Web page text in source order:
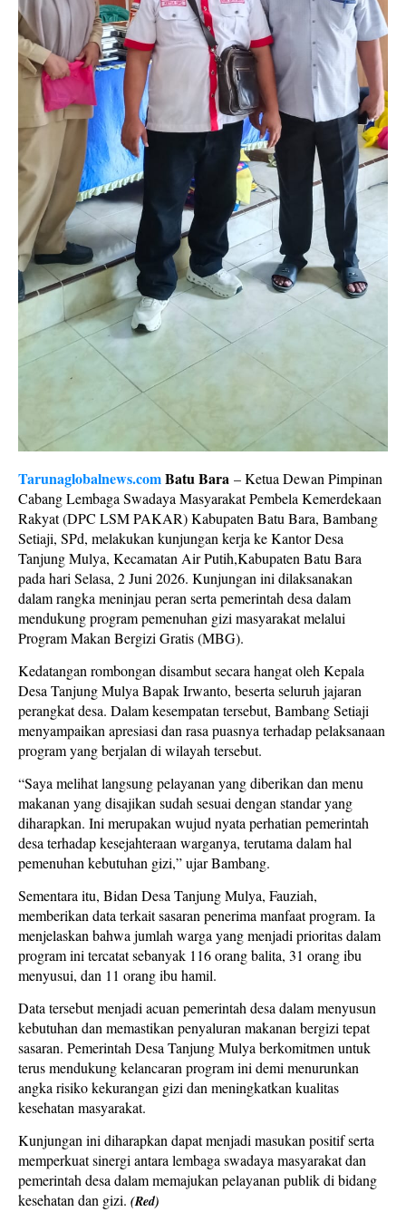
Tarunaglobalnews.comBatu Bara – Ketua Dewan Pimpinan
Cabang Lembaga Swadaya Masyarakat Pembela Kemerdekaan
Rakyat (DPC LSM PAKAR) Kabupaten Batu Bara, Bambang
Setiaji, SPd, melakukan kunjungan kerja ke Kantor Desa
Tanjung Mulya, Kecamatan Air Putih,Kabupaten Batu Bara
pada hari Selasa, 2 Juni 2026. Kunjungan ini dilaksanakan
dalam rangka meninjau peran serta pemerintah desa dalam
mendukung program pemenuhan gizi masyarakat melalui
Program Makan Bergizi Gratis (MBG).
Kedatangan rombongan disambut secara hangat oleh Kepala
Desa Tanjung Mulya Bapak Irwanto, beserta seluruh jajaran
perangkat desa. Dalam kesempatan tersebut, Bambang Setiaji
menyampaikan apresiasi dan rasa puasnya terhadap pelaksanaan
program yang berjalan di wilayah tersebut.
“Saya melihat langsung pelayanan yang diberikan dan menu
makanan yang disajikan sudah sesuai dengan standar yang
diharapkan. Ini merupakan wujud nyata perhatian pemerintah
desa terhadap kesejahteraan warganya, terutama dalam hal
pemenuhan kebutuhan gizi,” ujar Bambang.
Sementara itu, Bidan Desa Tanjung Mulya, Fauziah,
memberikan data terkait sasaran penerima manfaat program. Ia
menjelaskan bahwa jumlah warga yang menjadi prioritas dalam
program ini tercatat sebanyak 116 orang balita, 31 orang ibu
menyusui, dan 11 orang ibu hamil.
Data tersebut menjadi acuan pemerintah desa dalam menyusun
kebutuhan dan memastikan penyaluran makanan bergizi tepat
sasaran. Pemerintah Desa Tanjung Mulya berkomitmen untuk
terus mendukung kelancaran program ini demi menurunkan
angka risiko kekurangan gizi dan meningkatkan kualitas
kesehatan masyarakat.
Kunjungan ini diharapkan dapat menjadi masukan positif serta
memperkuat sinergi antara lembaga swadaya masyarakat dan
pemerintah desa dalam memajukan pelayanan publik di bidang
kesehatan dan gizi. (Red)